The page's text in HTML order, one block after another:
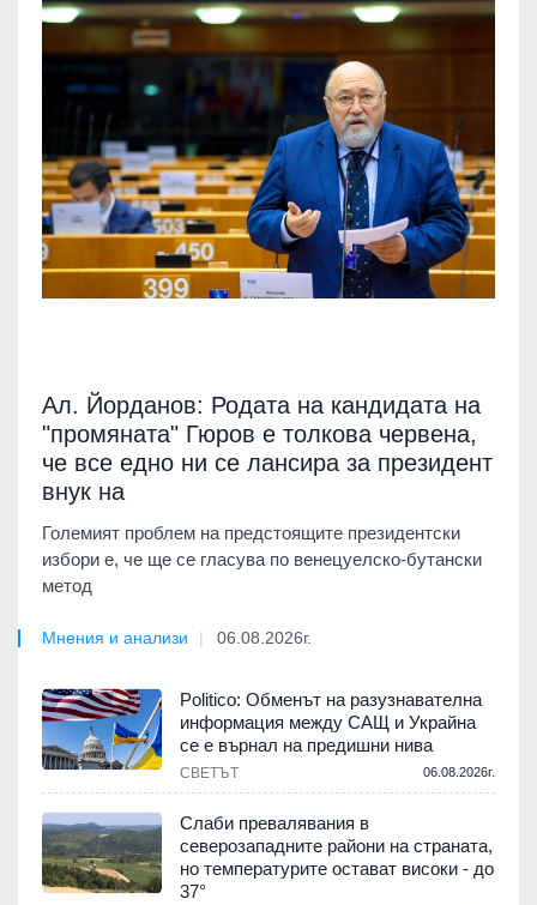
Ал. Йорданов: Родата на кандидата на
"промяната" Гюров е толкова червена,
че все едно ни се лансира за президент
внук на
Големият проблем на предстоящите президентски
избори е, че ще се гласува по венецуелско-бутански
метод
Мнения и анализи 06.08.2026г.
Politico: Обменът на разузнавателна
информация между САЩ и Украйна
се е върнал на предишни нива
СВЕТЪТ 06.08.2026г.
Слаби превалявания в
северозападните райони на страната,
но температурите остават високи - до
37°